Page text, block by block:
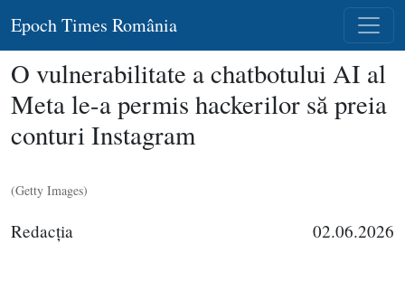
Epoch Times România
O vulnerabilitate a chatbotului AI al
Meta le-a permis hackerilor să preia
conturi Instagram
(Getty Images)
Redacţia 02.06.2026